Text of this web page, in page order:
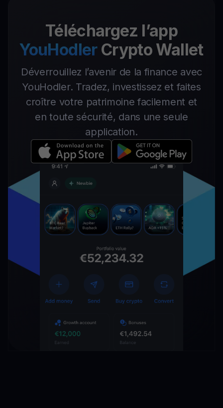
Téléchargez l’app
YouHodler Crypto Wallet
Déverrouillez l’avenir de la finance avec
YouHodler. Tradez, investissez et faites
croître votre patrimoine facilement et
en toute sécurité, dans une seule
application.